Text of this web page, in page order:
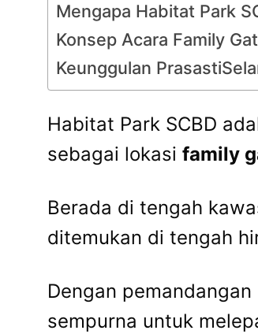
Mengapa Habitat Park
Konsep Acara Family
Keunggulan
Habitat Park SCBD
sebagai lokasi family
Berada di tengah
ditemukan di tengah
Dengan
sempurna untuk